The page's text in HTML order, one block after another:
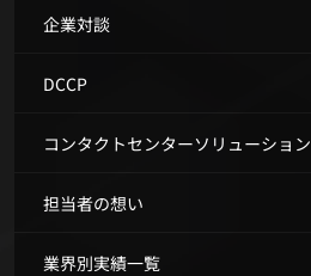
企業対談
DCCP
コンタクトセンターソリューション
担当者の想い
業界別実績一覧